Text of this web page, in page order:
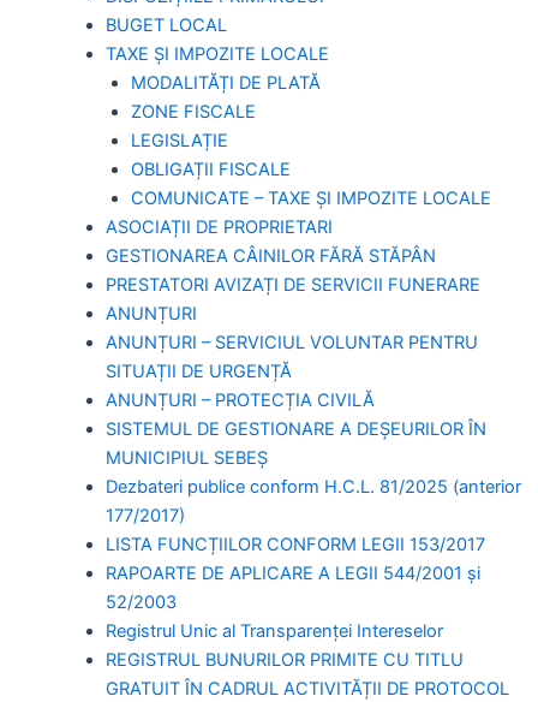
BUGET LOCAL
TAXE ȘI IMPOZITE LOCALE
MODALITĂȚI DE PLATĂ
ZONE FISCALE
LEGISLAȚIE
OBLIGAȚII FISCALE
COMUNICATE – TAXE ȘI IMPOZITE LOCALE
ASOCIAȚII DE PROPRIETARI
GESTIONAREA CÂINILOR FĂRĂ STĂPÂN
PRESTATORI AVIZAȚI DE SERVICII FUNERARE
ANUNȚURI
ANUNȚURI – SERVICIUL VOLUNTAR PENTRU
SITUAȚII DE URGENȚĂ
ANUNȚURI – PROTECȚIA CIVILĂ
SISTEMUL DE GESTIONARE A DEȘEURILOR ÎN
MUNICIPIUL SEBEȘ
Dezbateri publice conform H.C.L. 81/2025 (anterior
177/2017)
LISTA FUNCȚIILOR CONFORM LEGII 153/2017
RAPOARTE DE APLICARE A LEGII 544/2001 și
52/2003
Registrul Unic al Transparenței Intereselor
REGISTRUL BUNURILOR PRIMITE CU TITLU
GRATUIT ÎN CADRUL ACTIVITĂȚII DE PROTOCOL